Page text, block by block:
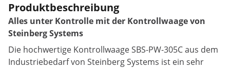
Produktbeschreibung
Alles unter Kontrolle mit der Kontrollwaage von
Steinberg Systems
Die hochwertige Kontrollwaage SBS-PW-305C aus dem
Industriebedarf von Steinberg Systems ist ein sehr